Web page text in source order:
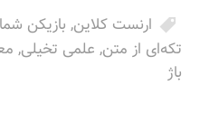
ارنست کلاین, بازیکن
تکه‌ای از متن, علمی تخیلی,
باژ